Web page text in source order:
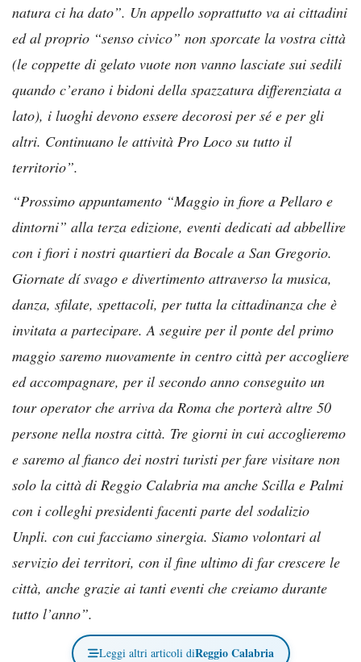
natura ci ha dato”. Un appello soprattutto va ai cittadini
ed al proprio “senso civico” non sporcate la vostra città
(le coppette di gelato vuote non vanno lasciate sui sedili
quando c’erano i bidoni della spazzatura differenziata a
lato), i luoghi devono essere decorosi per sé e per gli
altri. Continuano le attività Pro Loco su tutto il
territorio”.
“Prossimo appuntamento “Maggio in fiore a Pellaro e
dintorni” alla terza edizione, eventi dedicati ad abbellire
con i fiori i nostri quartieri da Bocale a San Gregorio.
Giornate dí svago e divertimento attraverso la musica,
danza, sfilate, spettacoli, per tutta la cittadinanza che è
invitata a partecipare. A seguire per il ponte del primo
maggio saremo nuovamente in centro città per accogliere
ed accompagnare, per il secondo anno conseguito un
tour operator che arriva da Roma che porterà altre 50
persone nella nostra città. Tre giorni in cui accoglieremo
e saremo al fianco dei nostri turisti per fare visitare non
solo la città di Reggio Calabria ma anche Scilla e Palmi
con i colleghi presidenti facenti parte del sodalizio
Unpli. con cui facciamo sinergia. Siamo volontari al
servizio dei territori, con il fine ultimo di far crescere le
città, anche grazie ai tanti eventi che creiamo durante
tutto l’anno”.
Leggi altri articoli diReggio Calabria